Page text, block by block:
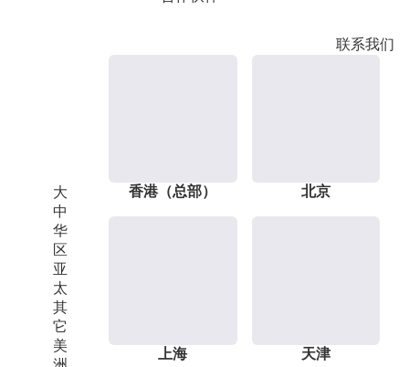
联系我们
大
中
华
区
亚
太
其
它
美
香港（总部） 北京
上海 天津